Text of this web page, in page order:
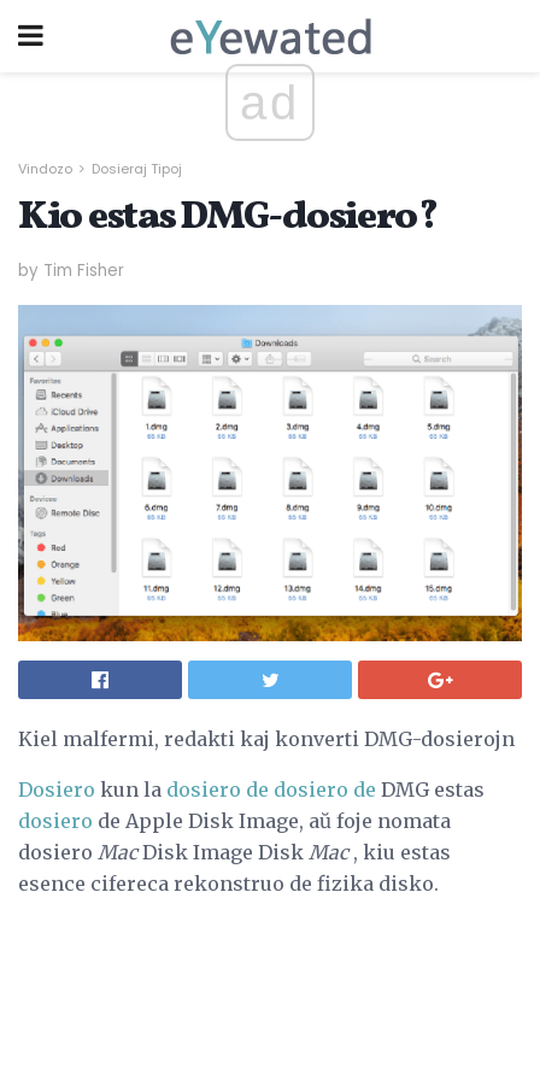
ad
Vindozo Dosieraj Tipoj
Kio estas DMG-dosiero?
by Tim Fisher
Kiel malfermi, redakti kaj konverti DMG-dosierojn
Dosiero kun la dosiero de dosiero de DMG estas
dosiero de Apple Disk Image, aŭ foje nomata
dosiero MacDisk Image Disk Mac, kiu estas
esence cifereca rekonstruo de fizika disko.